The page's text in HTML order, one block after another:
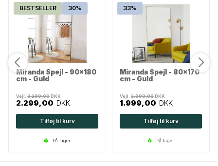
BESTSELLER 30%
Miranda Spejl - 90x180
cm - Guld
Vejl.3.299,00DKK
2.299,00 DKK
Tilføj til kurv
på lager
33%
Miranda Spejl - 80x170
cm - Guld
Vejl.2.999,00DKK
1.999,00 DKK
Tilføj til kurv
på lager